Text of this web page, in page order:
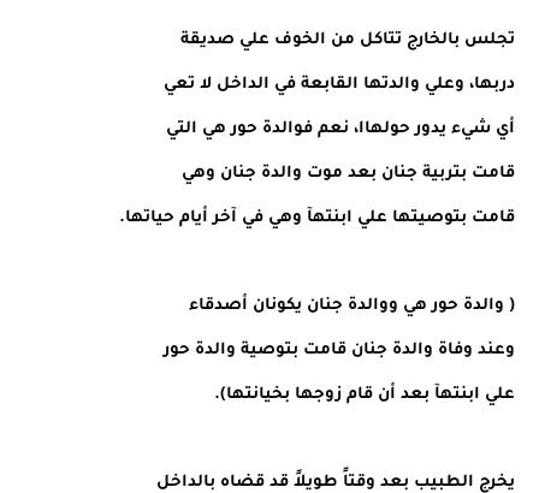
تجلس بالخارج تتاكل من الخوف علي صديقة
دربها، وعلي والدتها القابعة في الداخل لا تعي
أي شيء يدور حولهاا، نعم فوالدة حور هي التي
قامت بتربية جنان بعد موت والدة جنان وهي
قامت بتوصيتها علي ابنتهآ وهي في آخر أيام حياتها.
( والدة حور هي ووالدة جنان يكونان أصدقاء
وعند وفاة والدة جنان قامت بتوصية والدة حور
علي ابنتهآ بعد أن قام زوجها بخيانتها).
يخرج الطبيب بعد وقتاً طويلاً قد قضاه بالداخل